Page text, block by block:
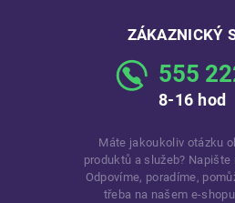
ZÁKAZNICKÝ
555
8-16 hod
Máte jakoukoliv otázku
produktů a služeb? Napište
Odpovíme, poradíme,
třeba na našem e-